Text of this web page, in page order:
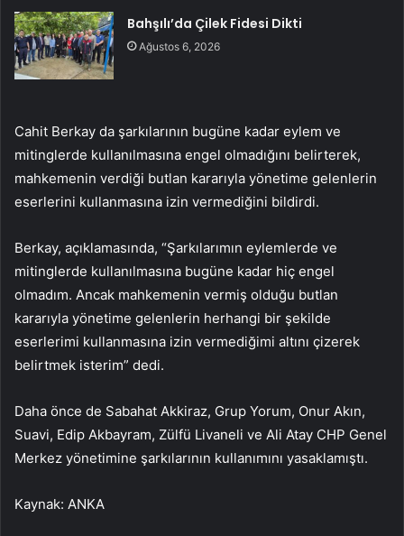
Bahşılı’da Çilek Fidesi Dikti
Ağustos 6, 2026
Cahit Berkay da şarkılarının bugüne kadar eylem ve
mitinglerde kullanılmasına engel olmadığını belirterek,
mahkemenin verdiği butlan kararıyla yönetime gelenlerin
eserlerini kullanmasına izin vermediğini bildirdi.
Berkay, açıklamasında, “Şarkılarımın eylemlerde ve
mitinglerde kullanılmasına bugüne kadar hiç engel
olmadım. Ancak mahkemenin vermiş olduğu butlan
kararıyla yönetime gelenlerin herhangi bir şekilde
eserlerimi kullanmasına izin vermediğimi altını çizerek
belirtmek isterim” dedi.
Daha önce de Sabahat Akkiraz, Grup Yorum, Onur Akın,
Suavi, Edip Akbayram, Zülfü Livaneli ve Ali Atay CHP Genel
Merkez yönetimine şarkılarının kullanımını yasaklamıştı.
Kaynak: ANKA